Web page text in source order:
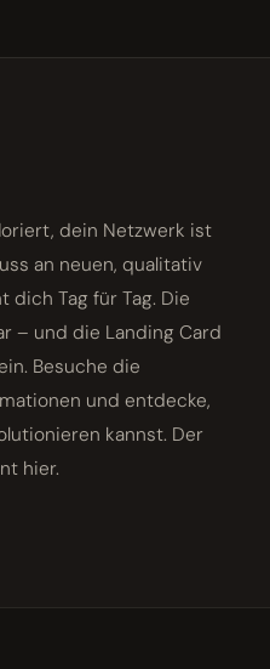
dein Netzwerk ist
an neuen, qualitativ
Tag für Tag. Die
– und die Landing Card
Besuche die
und entdecke,
kannst. Der
hier.